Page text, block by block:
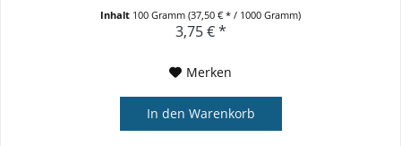
Inhalt 100 Gramm(37,50 € * / 1000 Gramm)
3,75 € *
Merken
In den Warenkorb